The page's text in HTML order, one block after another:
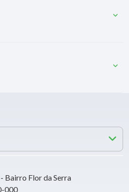
Bairro Flor da Serra
000